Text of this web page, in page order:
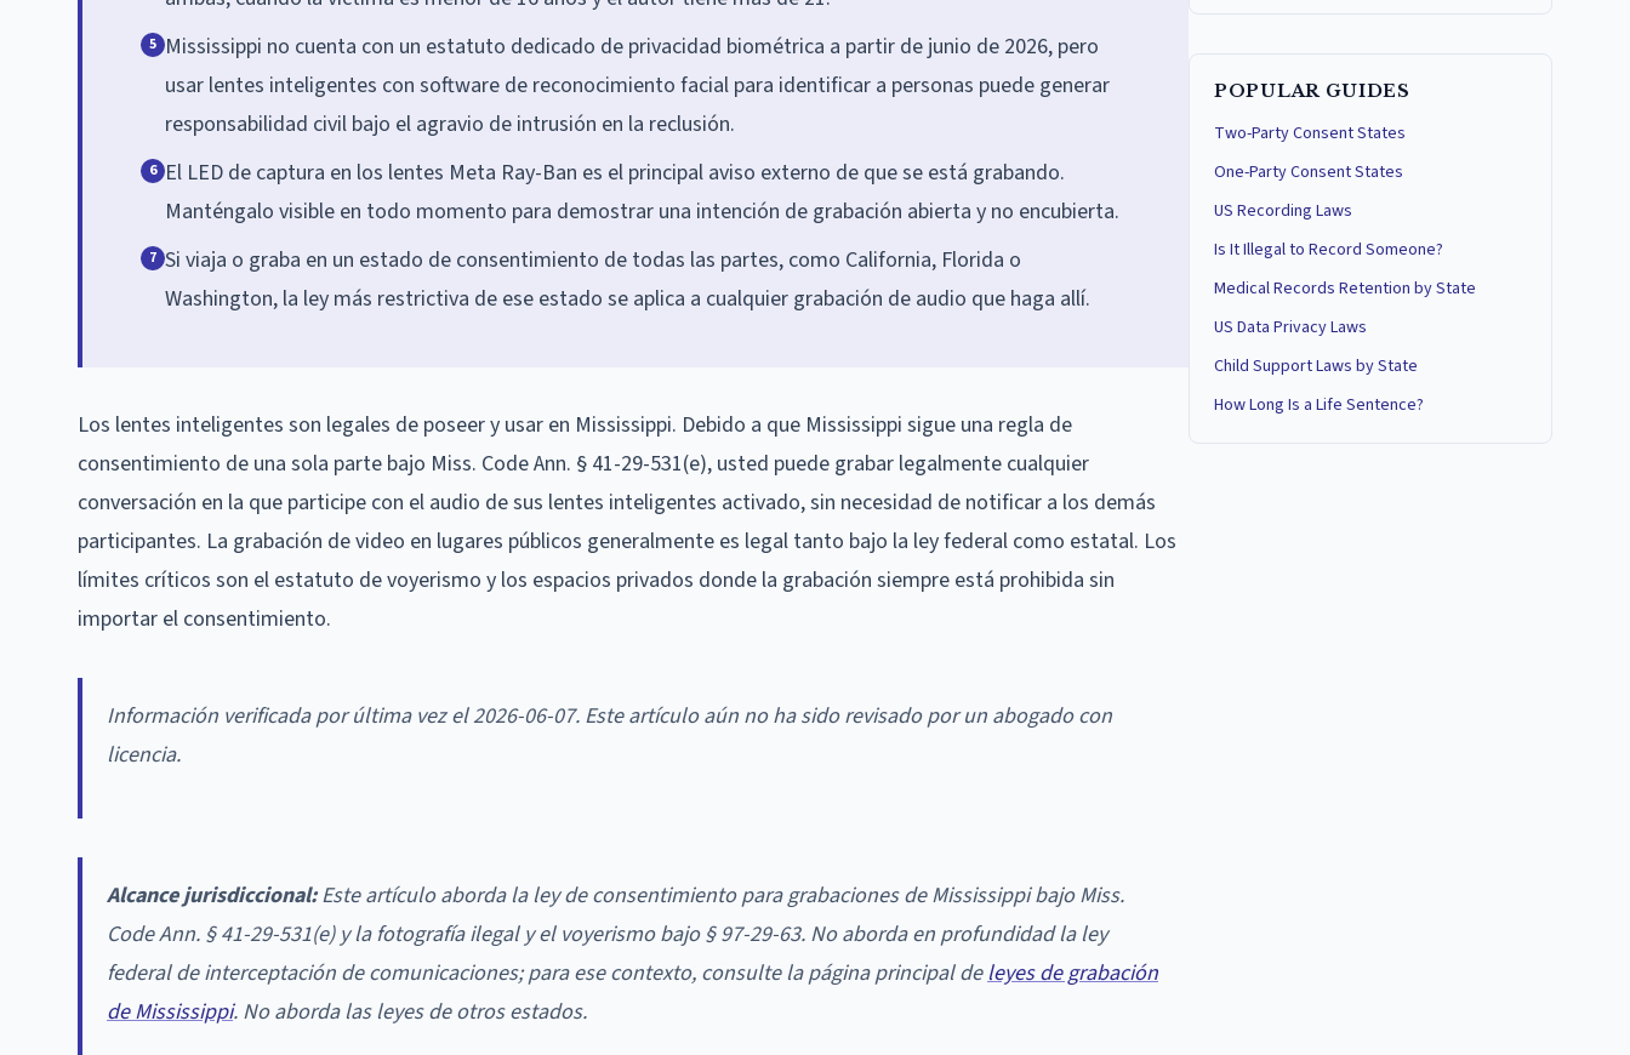
5 Mississippi no cuenta con un estatuto dedicado de privacidad biométrica a partir de junio de 2026, pero
usar lentes inteligentes con software de reconocimiento facial para identificar a personas puede generar
responsabilidad civil bajo el agravio de intrusión en la reclusión.
6 El LED de captura en los lentes Meta Ray-Ban es el principal aviso externo de que se está grabando.
Manténgalo visible en todo momento para demostrar una intención de grabación abierta y no encubierta.
7 Si viaja o graba en un estado de consentimiento de todas las partes, como California, Florida o
Washington, la ley más restrictiva de ese estado se aplica a cualquier grabación de audio que haga allí.
Los lentes inteligentes son legales de poseer y usar en Mississippi. Debido a que Mississippi sigue una regla de
consentimiento de una sola parte bajo Miss. Code Ann. § 41-29-531(e), usted puede grabar legalmente cualquier
conversación en la que participe con el audio de sus lentes inteligentes activado, sin necesidad de notificar a los demás
participantes. La grabación de video en lugares públicos generalmente es legal tanto bajo la ley federal como estatal. Los
límites críticos son el estatuto de voyerismo y los espacios privados donde la grabación siempre está prohibida sin
importar el consentimiento.
Información verificada por última vez el 2026-06-07. Este artículo aún no ha sido revisado por un abogado con
licencia.
Alcance jurisdiccional:Este artículo aborda la ley de consentimiento para grabaciones de Mississippi bajo Miss.
Code Ann. § 41-29-531(e) y la fotografía ilegal y el voyerismo bajo § 97-29-63. No aborda en profundidad la ley
federal de interceptación de comunicaciones; para ese contexto, consulte la página principal de leyes de grabación
de Mississippi. No aborda las leyes de otros estados.
POPULAR GUIDES
Two-Party Consent States
One-Party Consent States
US Recording Laws
Is It Illegal to Record Someone?
Medical Records Retention by State
US Data Privacy Laws
Child Support Laws by State
How Long Is a Life Sentence?